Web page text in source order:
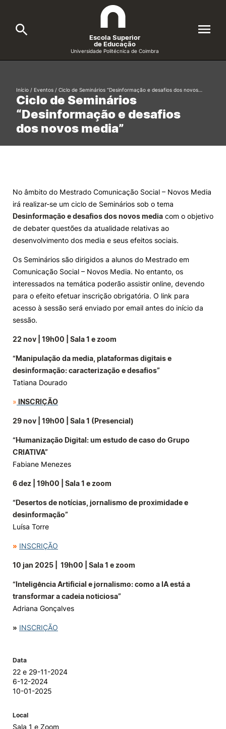
Cursos
Candidatos
Investigação e Projetos
Alunos
Knowledge Factory
Candidaturas
Elogio / Sugestão / Reclamação
Escola Superior
de Educação
Universidade Politécnica de Coimbra
Search
Formative Offer General
Ciclo de Seminários
“Desinformação e desafios
dos novos media”
Início / Eventos / Ciclo de Seminários “Desinformação e desafios dos novos…
No âmbito do Mestrado Comunicação Social – Novos Media
irá realizar-se um ciclo de Seminários sob o tema
Desinformação e desafios dos novos media com o objetivo
de debater questões da atualidade relativas ao
desenvolvimento dos media e seus efeitos sociais.
Os Seminários são dirigidos a alunos do Mestrado em
Comunicação Social – Novos Media. No entanto, os
interessados na temática poderão assistir online, devendo
para o efeito efetuar inscrição obrigatória. O link para
acesso à sessão será enviado por email antes do início da
sessão.
22 nov | 19h00 | Sala 1 e zoom
“Manipulação da media, plataformas digitais e
desinformação: caracterização e desafios”
Tatiana Dourado
» INSCRIÇÃO
29 nov | 19h00 | Sala 1 (Presencial)
“Humanização Digital: um estudo de caso do Grupo
CRIATIVA”
Fabiane Menezes
6 dez | 19h00 | Sala 1 e zoom
“Desertos de notícias, jornalismo de proximidade e
desinformação”
Luísa Torre
» INSCRIÇÃO
10 jan 2025 | 19h00 | Sala 1 e zoom
“Inteligência Artificial e jornalismo: como a IA está a
transformar a cadeia noticiosa”
Adriana Gonçalves
» INSCRIÇÃO
Data
22 e 29-11-2024
6-12-2024
10-01-2025
Local
Sala 1 e Zoom